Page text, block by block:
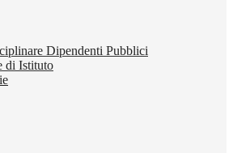
Dipendenti Pubblici
di Istituto